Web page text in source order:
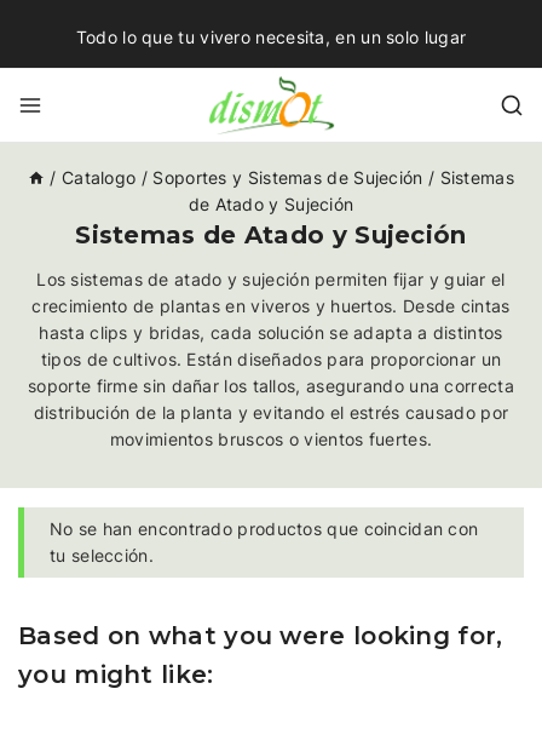
Todo lo que tu vivero necesita, en un solo lugar
/ Catalogo / Soportes y Sistemas de Sujeción / Sistemas
de Atado y Sujeción
Sistemas de Atado y Sujeción
Los sistemas de atado y sujeción permiten fijar y guiar el
crecimiento de plantas en viveros y huertos. Desde cintas
hasta clips y bridas, cada solución se adapta a distintos
tipos de cultivos. Están diseñados para proporcionar un
soporte firme sin dañar los tallos, asegurando una correcta
distribución de la planta y evitando el estrés causado por
movimientos bruscos o vientos fuertes.
No se han encontrado productos que coincidan con
tu selección.
Based on what you were looking for,
you might like: